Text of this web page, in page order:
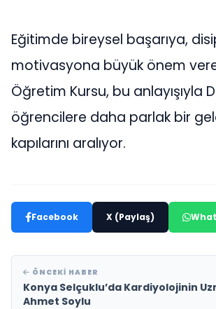
Eğitimde bireysel başarıya,
motivasyona büyük önem
Öğretim Kursu, bu anlayışıyla
öğrencilere daha parlak bir
kapılarını aralıyor.
Facebook X (Paylaş)
ÖNCEKI HABER
Konya Selçuklu’da Kardiyolojinin
Ahmet Soylu